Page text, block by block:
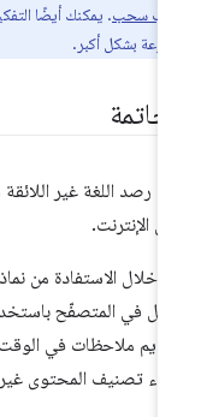
سحب. يمكنك أيضًا التفكير
بشكل أكبر.
رصد اللغة غير اللائقة من
الإنترنت.
ملاحظات في الوقت
تصنيف المحتوى غير